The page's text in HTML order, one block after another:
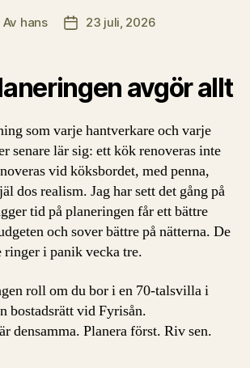
Av hans Inläggsdatum
23 juli, 2026
avgör allt
som varje hantverkare och varje
senare lär sig: ett kök renoveras inte
vid köksbordet, med penna,
dos realism. Jag har sett det gång på
tid på planeringen får ett bättre
och sover bättre på nätterna. De
ringer i panik vecka tre.
roll om du bor i en 70-talsvilla i
bostadsrätt vid Fyrisån.
densamma. Planera först. Riv sen.